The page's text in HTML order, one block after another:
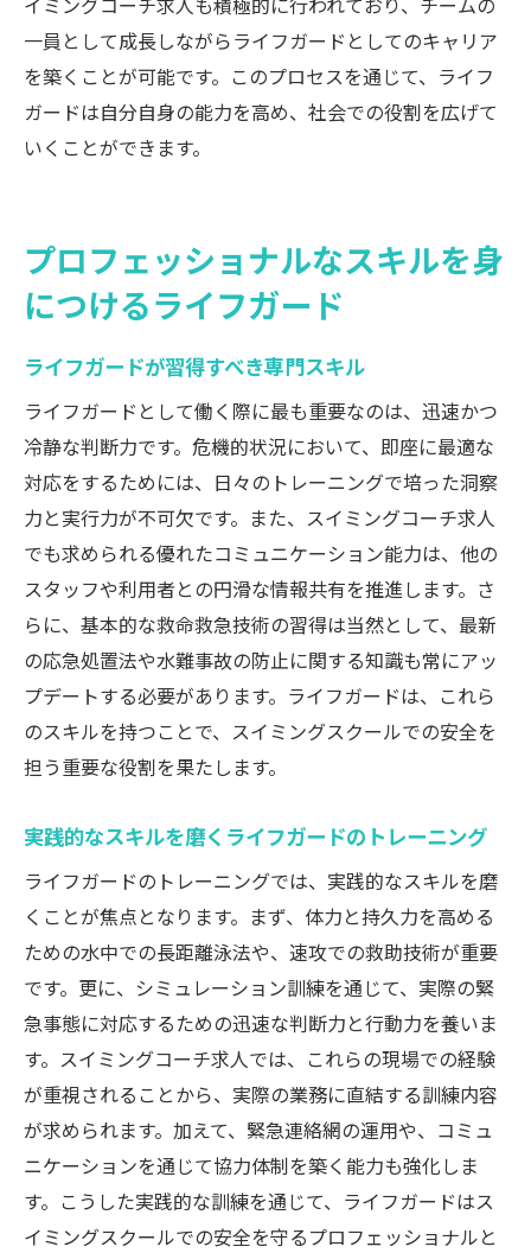
一員として成長しながらライフガードとしてのキャリア
を築くことが可能です。このプロセスを通じて、ライフ
ガードは自分自身の能力を高め、社会での役割を広げて
いくことができます。
プロフェッショナルなスキルを身
につけるライフガード
ライフガードが習得すべき専門スキル
ライフガードとして働く際に最も重要なのは、迅速かつ
冷静な判断力です。危機的状況において、即座に最適な
対応をするためには、日々のトレーニングで培った洞察
力と実行力が不可欠です。また、スイミングコーチ求人
でも求められる優れたコミュニケーション能力は、他の
スタッフや利用者との円滑な情報共有を推進します。さ
らに、基本的な救命救急技術の習得は当然として、最新
の応急処置法や水難事故の防止に関する知識も常にアッ
プデートする必要があります。ライフガードは、これら
のスキルを持つことで、スイミングスクールでの安全を
担う重要な役割を果たします。
実践的なスキルを磨くライフガードのトレーニング
ライフガードのトレーニングでは、実践的なスキルを磨
くことが焦点となります。まず、体力と持久力を高める
ための水中での長距離泳法や、速攻での救助技術が重要
です。更に、シミュレーション訓練を通じて、実際の緊
急事態に対応するための迅速な判断力と行動力を養いま
す。スイミングコーチ求人では、これらの現場での経験
が重視されることから、実際の業務に直結する訓練内容
が求められます。加えて、緊急連絡網の運用や、コミュ
ニケーションを通じて協力体制を築く能力も強化しま
す。こうした実践的な訓練を通じて、ライフガードはス
イミングスクールでの安全を守るプロフェッショナルと